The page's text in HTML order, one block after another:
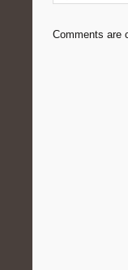
Comments are